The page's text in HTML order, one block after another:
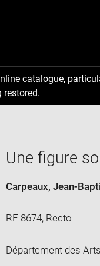
catalogue,
restored.
Une figure
Carpeaux, Jean-
RF 8674, Recto
Département des